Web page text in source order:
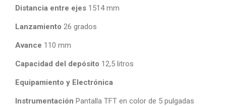
Distancia entre ejes 1514 mm
Lanzamiento 26 grados
Avance 110 mm
Capacidad del depósito 12,5 litros
Equipamiento y Electrónica
Instrumentación Pantalla TFT en color de 5 pulgadas